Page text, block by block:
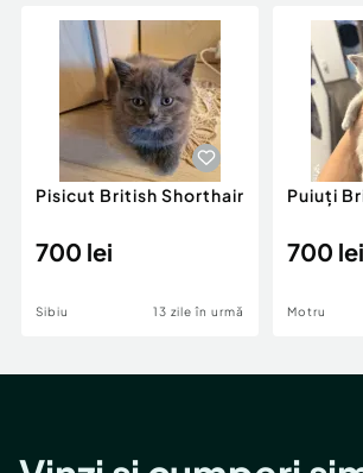
Servicii
Animale de companie
Afaceri și echipamente
Inchiriere Bunuri si Vehicule
Utilaje agricole si industriale
Piese auto si accesorii
Dacia Duster
Pisicut British Shorthair
700 lei
Sibiu 13 zile în urmă
Puiuți
700 lei
Motru